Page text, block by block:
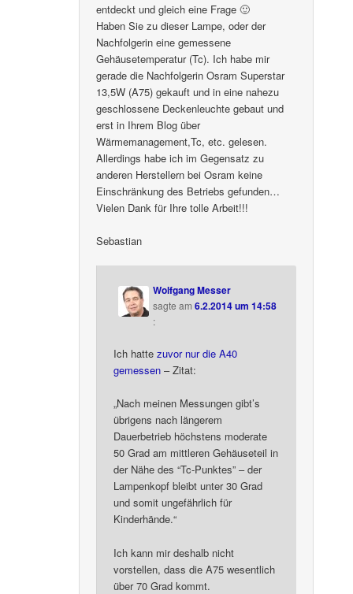
entdeckt und gleich eine Frage 🙂
Haben Sie zu dieser Lampe, oder der
Nachfolgerin eine gemessene
Gehäusetemperatur (Tc). Ich habe mir
gerade die Nachfolgerin Osram Superstar
13,5W (A75) gekauft und in eine nahezu
geschlossene Deckenleuchte gebaut und
erst in Ihrem Blog über
Wärmemanagement,Tc, etc. gelesen.
Allerdings habe ich im Gegensatz zu
anderen Herstellern bei Osram keine
Einschränkung des Betriebs gefunden…
Vielen Dank für Ihre tolle Arbeit!!!
Sebastian
Wolfgang Messer
sagte am6.2.2014 um 14:58
:
Ich hattezuvor nur die A40
gemessen – Zitat:
„Nach meinen Messungen gibt’s
übrigens nach längerem
Dauerbetrieb höchstens moderate
50 Grad am mittleren Gehäuseteil in
der Nähe des “Tc-Punktes” – der
Lampenkopf bleibt unter 30 Grad
und somit ungefährlich für
Kinderhände.“
Ich kann mir deshalb nicht
vorstellen, dass die A75 wesentlich
über 70 Grad kommt.